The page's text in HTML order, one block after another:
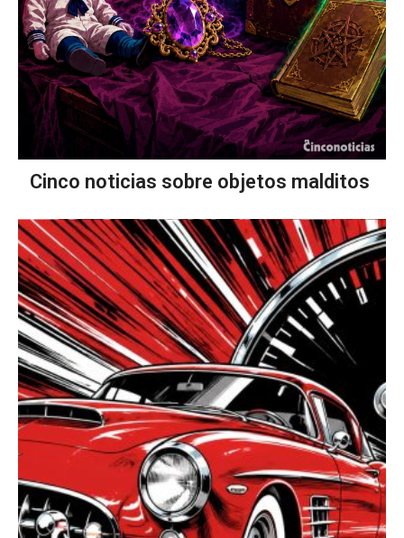
Cinco noticias sobre objetos malditos